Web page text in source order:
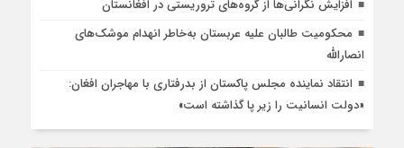
افزایش نگرانی‌ها از گروه‌های تروریستی در افغانستان
محکومیت طالبان علیه عربستان به‌خاطر انهدام موشک‌های
انصارالله
انتقاد نماینده مجلس پاکستان از بدرفتاری با مهاجران افغان:
«دولت انسانیت را زیر پا گذاشته است»